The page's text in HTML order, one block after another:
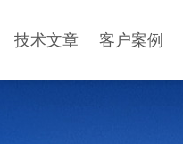
技术文章 客户案例